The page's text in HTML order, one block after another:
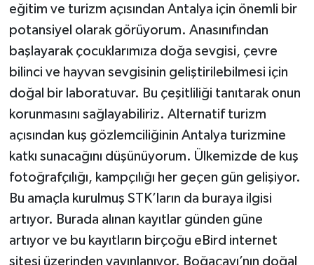
eğitim ve turizm açısından Antalya için önemli bir
potansiyel olarak görüyorum. Anasınıfından
başlayarak çocuklarımıza doğa sevgisi, çevre
bilinci ve hayvan sevgisinin geliştirilebilmesi için
doğal bir laboratuvar. Bu çeşitliliği tanıtarak onun
korunmasını sağlayabiliriz. Alternatif turizm
açısından kuş gözlemciliğinin Antalya turizmine
katkı sunacağını düşünüyorum. Ülkemizde de kuş
fotoğrafçılığı, kampçılığı her geçen gün gelişiyor.
Bu amaçla kurulmuş STK’ların da buraya ilgisi
artıyor. Burada alınan kayıtlar günden güne
artıyor ve bu kayıtların birçoğu eBird internet
sitesi üzerinden yayınlanıyor. Boğaçayı’nın doğal